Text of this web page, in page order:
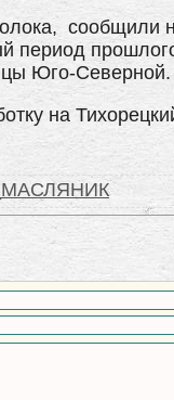
сообщили
период
Юго-Северной.
на